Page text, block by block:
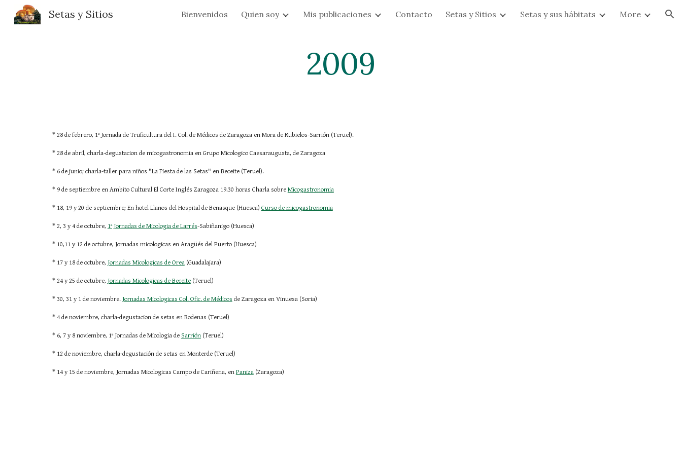
Skip to main content Skip to navigation
Setas y Sitios Bienvenidos Quien soy Mis publicaciones Contacto Setas y Sitios Setas y sus hábitats More
2009
* 28 de febrero, 1ª Jornada de Truficultura del I. Col. de Médicos de Zaragoza en Mora de Rubielos-Sarrión (Teruel).
* 28 de abril, charla-degustacion de micogastronomia en Grupo Micologico Caesaraugusta, de Zaragoza
* 6 de junio; charla-taller para niños "La Fiesta de las Setas" en Beceite (Teruel).
* 9 de septiembre en Ambito Cultural El Corte Inglés Zaragoza 19.30 horas Charla sobre Micogastronomia
* 18, 19 y 20 de septiembre; En hotel Llanos del Hospital de Benasque (Huesca) Curso de micogastronomia
* 2, 3 y 4 de octubre, 1ª Jornadas de Micologia de Larrés-Sabiñanigo (Huesca)
* 10,11 y 12 de octubre, Jornadas micologicas en Aragüés del Puerto (Huesca)
* 17 y 18 de octubre, Jornadas Micologicas de Orea (Guadalajara)
* 24 y 25 de octubre, Jornadas Micologicas de Beceite (Teruel)
* 30, 31 y 1 de noviembre. Jornadas Micologicas Col. Ofic. de Médicos de Zaragoza en Vinuesa (Soria)
* 4 de noviembre, charla-degustacion de setas en Rodenas (Teruel)
* 6, 7 y 8 noviembre, 1ª Jornadas de Micologia de Sarrión (Teruel)
* 12 de noviembre, charla-degustación de setas en Monterde (Teruel)
* 14 y 15 de noviembre, Jornadas Micologicas Campo de Cariñena, en Paniza (Zaragoza)